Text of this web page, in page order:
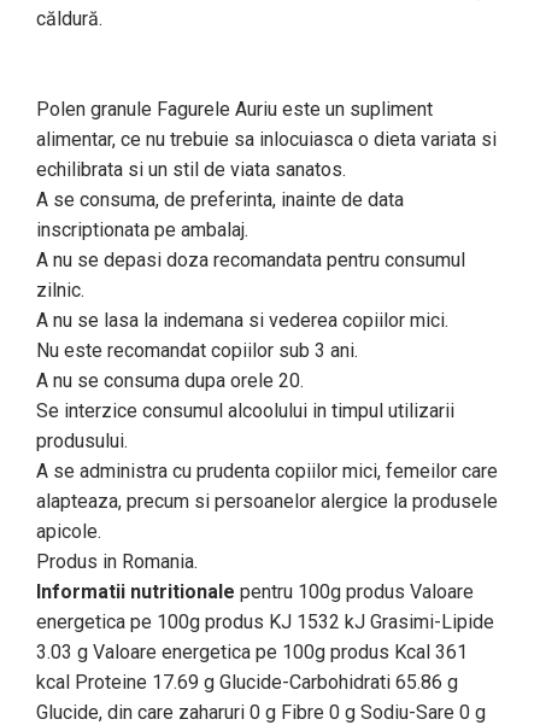
căldură.
Polen granule Fagurele Auriu este un supliment
alimentar, ce nu trebuie sa inlocuiasca o dieta variata si
echilibrata si un stil de viata sanatos.
A se consuma, de preferinta, inainte de data
inscriptionata pe ambalaj.
A nu se depasi doza recomandata pentru consumul
zilnic.
A nu se lasa la indemana si vederea copiilor mici.
Nu este recomandat copiilor sub 3 ani.
A nu se consuma dupa orele 20.
Se interzice consumul alcoolului in timpul utilizarii
produsului.
A se administra cu prudenta copiilor mici, femeilor care
alapteaza, precum si persoanelor alergice la produsele
apicole.
Produs in Romania.
Informatii nutritionale pentru 100g produs Valoare
energetica pe 100g produs KJ 1532 kJ Grasimi-Lipide
3.03 g Valoare energetica pe 100g produs Kcal 361
kcal Proteine 17.69 g Glucide-Carbohidrati 65.86 g
Glucide, din care zaharuri 0 g Fibre 0 g Sodiu-Sare 0 g